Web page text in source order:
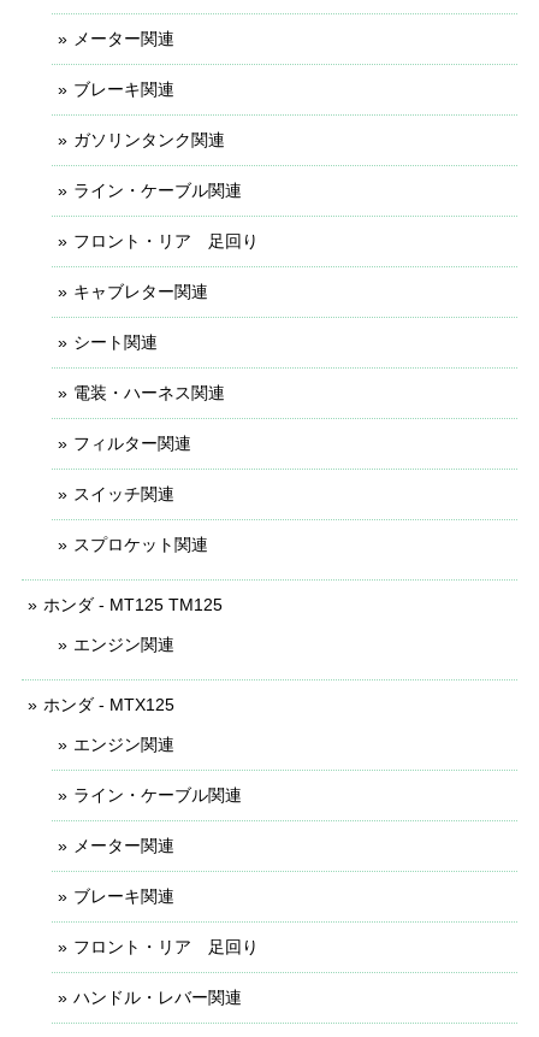
メーター関連
ブレーキ関連
ガソリンタンク関連
ライン・ケーブル関連
フロント・リア 足回り
キャブレター関連
シート関連
電装・ハーネス関連
フィルター関連
スイッチ関連
スプロケット関連
ホンダ - MT125 TM125
エンジン関連
ホンダ - MTX125
エンジン関連
ライン・ケーブル関連
メーター関連
ブレーキ関連
フロント・リア 足回り
ハンドル・レバー関連